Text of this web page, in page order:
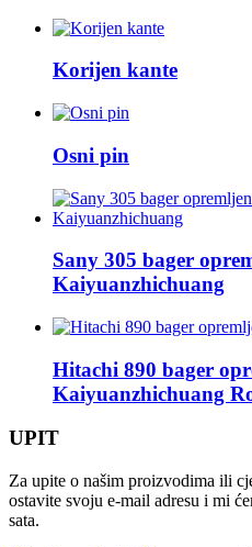
Korijen kante
Osni pin
Sany 305 bager
Kaiyuanzhichuang
Hitachi 890 bager
Kaiyuanzhichuang
UPIT
Za upite o našim proizvodima ili
ostavite svoju e-mail adresu i mi
sata.